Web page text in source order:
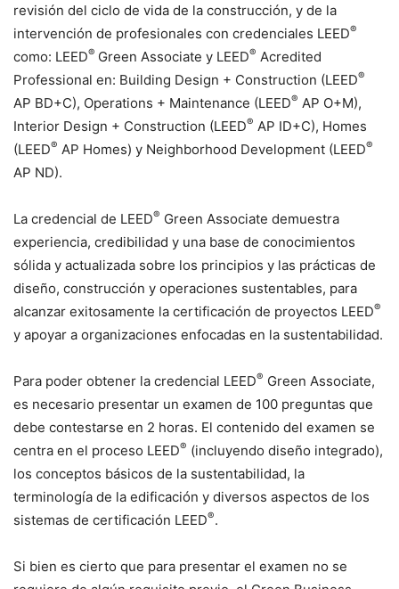
revisión del ciclo de vida de la construcción, y de la
intervención de profesionales con credenciales LEED®
como: LEED® Green Associate y LEED® Acredited
Professional en: Building Design + Construction (LEED®
AP BD+C), Operations + Maintenance (LEED® AP O+M),
Interior Design + Construction (LEED® AP ID+C), Homes
(LEED® AP Homes) y Neighborhood Development (LEED®
AP ND).
La credencial de LEED® Green Associate demuestra
experiencia, credibilidad y una base de conocimientos
sólida y actualizada sobre los principios y las prácticas de
diseño, construcción y operaciones sustentables, para
alcanzar exitosamente la certificación de proyectos LEED®
y apoyar a organizaciones enfocadas en la sustentabilidad.
Para poder obtener la credencial LEED® Green Associate,
es necesario presentar un examen de 100 preguntas que
debe contestarse en 2 horas. El contenido del examen se
centra en el proceso LEED® (incluyendo diseño integrado),
los conceptos básicos de la sustentabilidad, la
terminología de la edificación y diversos aspectos de los
sistemas de certificación LEED®.
Si bien es cierto que para presentar el examen no se